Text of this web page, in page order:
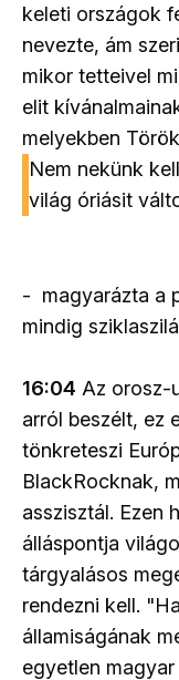
keleti országok
nevezte, ám
mikor tetteivel
elit
melyekben
Nem nekünk
világ óriásit
- magyarázta a
mindig
16:04 Az orosz-
arról beszélt, ez
tönkreteszi
BlackRocknak,
asszisztál. Ezen
álláspontja
tárgyalásos
rendezni kell.
államiságának
egyetlen